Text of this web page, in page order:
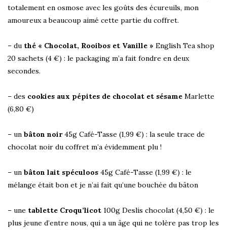
totalement en osmose avec les goûts des écureuils, mon
amoureux a beaucoup aimé cette partie du coffret.
– du thé « Chocolat, Rooibos et Vanille » English Tea shop
20 sachets (4 €) : le packaging m’a fait fondre en deux
secondes.
– des cookies aux pépites de chocolat et sésame Marlette
(6,80 €)
– un bâton noir45g Café-Tasse (1,99 €) : la seule trace de
chocolat noir du coffret m’a évidemment plu !
– un bâton lait spéculoos 45g Café-Tasse (1,99 €) : le
mélange était bon et je n’ai fait qu’une bouchée du bâton
– une tablette Croqu’licot 100g Deslis chocolat (4,50 €) : le
plus jeune d’entre nous, qui a un âge qui ne tolère pas trop les